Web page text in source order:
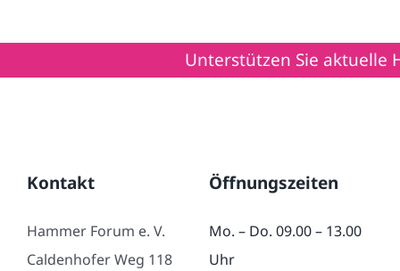
Unterstützen Sie aktuelle
Kontakt
Hammer Forum e. V.
Caldenhofer Weg 118
Öffnungszeiten
Mo. – Do. 09.00 – 13.00
Uhr